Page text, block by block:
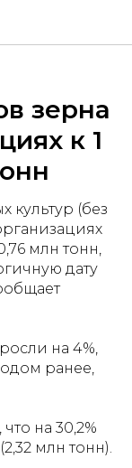
зерна
к 1
культур (без
млн тонн,
дату
на 4%,
ранее,
на 30,2%
млн тонн).